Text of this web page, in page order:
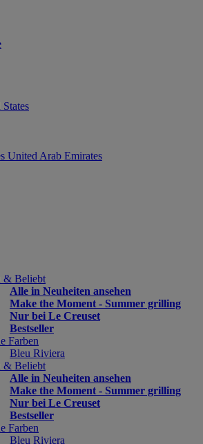
United Arab Emirates
& Beliebt
Alle in Neuheiten ansehen
Make the Moment - Summer grilling
Nur bei Le Creuset
Bestseller
Farben
Bleu Riviera
& Beliebt
Alle in Neuheiten ansehen
Make the Moment - Summer grilling
Nur bei Le Creuset
Bestseller
Farben
Bleu Riviera